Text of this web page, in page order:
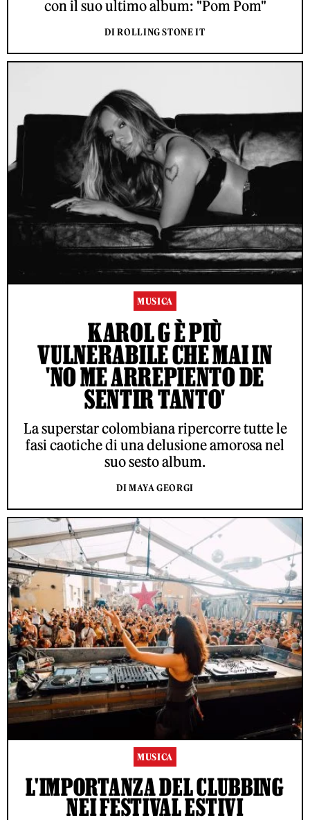
con il suo ultimo album: "Pom Pom"
DI ROLLING STONE IT
MUSICA
KAROL G È PIÙ
VULNERABILE CHE MAI IN
'NO ME ARREPIENTO DE
SENTIR TANTO'
La superstar colombiana ripercorre tutte le
fasi caotiche di una delusione amorosa nel
suo sesto album.
DI MAYA GEORGI
MUSICA
L'IMPORTANZA DEL CLUBBING
NEI FESTIVAL ESTIVI